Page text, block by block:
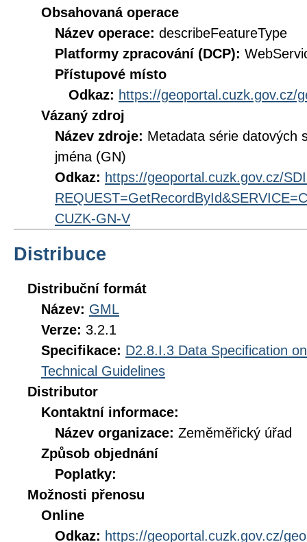
Obsahovaná operace
Název operace: describeFeatureType
Platformy zpracování (DCP):
Přístupové místo
Odkaz: https://geoportal.cuzk.gov.cz/
Vázaný zdroj
Název zdroje: Metadata série datových
jména (GN)
Odkaz: https://geoportal.cuzk.gov.cz/
CUZK-GN-V
Distribuce
Distribuční formát
Název: GML
Verze: 3.2.1
Specifikace: D2.8.I.3 Data Specification
Technical Guidelines
Distributor
Kontaktní informace:
Název organizace: Zeměměřický úřad
Způsob objednání
Poplatky:
Možnosti přenosu
Online
Odkaz: https://geoportal.cuzk.gov.cz/